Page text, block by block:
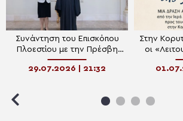
Συνάντηση του Επισκόπου
Πλοεστίου με την Πρέσβη
της Αλβανίας στη Ρουμανία
29.07.2026 | 21:32
Στην
οι